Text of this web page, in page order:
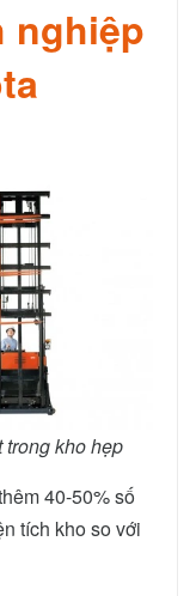
nghiệp
kho hẹp
40-50% số
tích kho so với